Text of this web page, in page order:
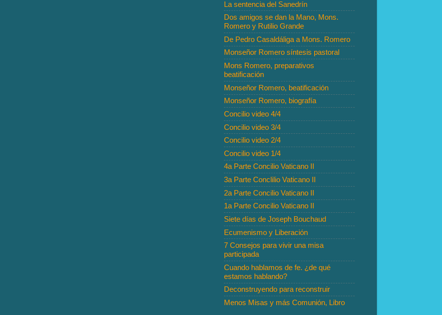
La sentencia del Sanedrín
Dos amigos se dan la Mano, Mons.
Romero y Rutilio Grande
De Pedro Casaldáliga a Mons. Romero
Monseñor Romero síntesis pastoral
Mons Romero, preparativos
beatificación
Monseñor Romero, beatificación
Monseñor Romero, biografía
Concilio video 4/4
Concilio video 3/4
Concilio video 2/4
Concilio video 1/4
4a Parte Concilio Vaticano II
3a Parte Conclilio Vaticano II
2a Parte Concilio Vaticano II
1a Parte Concilio Vaticano II
Siete días de Joseph Bouchaud
Ecumenismo y Liberación
7 Consejos para vivir una misa
participada
Cuando hablamos de fe. ¿de qué
estamos hablando?
Deconstruyendo para reconstruir
Menos Misas y más Comunión, Libro